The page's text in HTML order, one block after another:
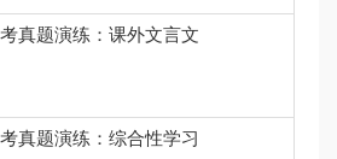
真题演练：课外文言文
真题演练：综合性学习